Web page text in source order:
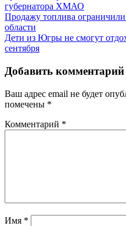
губернатора ХМАО
Навигация
по
записям
Продажу топлива
области
Дети из Югры не смогут
сентября
Добавить комментарий
Ваш адрес email не будет
помечены *
Комментарий *
Имя *